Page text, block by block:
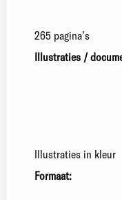
265 pagina’s
Illustraties /
Illustraties in kleur
Formaat: